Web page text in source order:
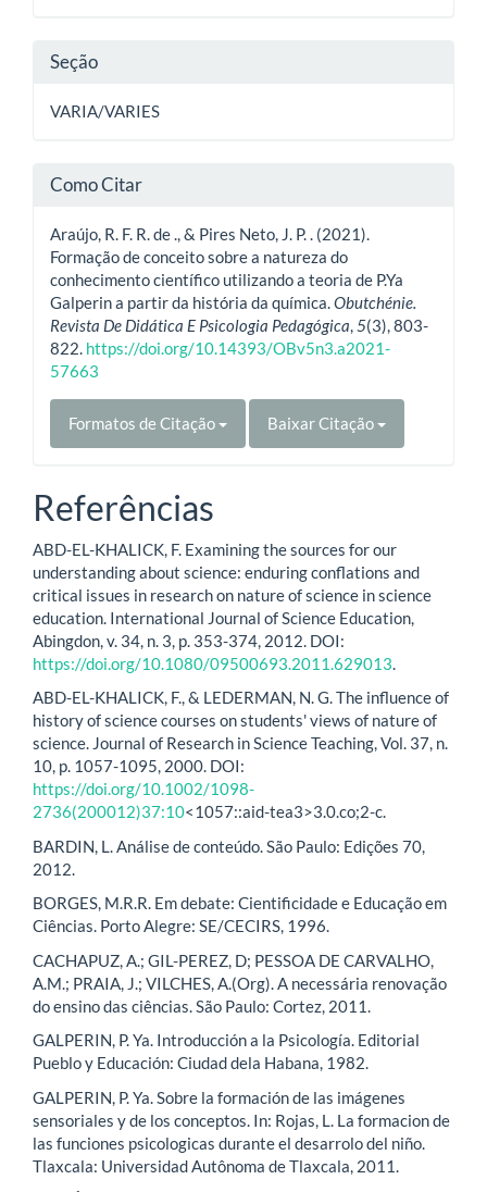
artigo
Seção
VARIA/VARIES
Como Citar
Araújo, R. F. R. de ., & Pires Neto, J. P. . (2021).
Formação de conceito sobre a natureza do
conhecimento científico utilizando a teoria de P.Ya
Galperin a partir da história da química.Obutchénie.
Revista De Didática E Psicologia Pedagógica,5(3), 803-
822. https://doi.org/10.14393/OBv5n3.a2021-
57663
Formatos de Citação Baixar Citação
Referências
ABD-EL-KHALICK, F. Examining the sources for our
understanding about science: enduring conflations and
critical issues in research on nature of science in science
education. International Journal of Science Education,
Abingdon, v. 34, n. 3, p. 353-374, 2012. DOI:
https://doi.org/10.1080/09500693.2011.629013
ABD-EL-KHALICK, F., & LEDERMAN, N. G. The influence of
history of science courses on students' views of nature of
science. Journal of Research in Science Teaching, Vol. 37, n.
10, p. 1057-1095, 2000. DOI:
https://doi.org/10.1002/1098-
2736(200012)37:10<1057::aid-tea3>3.0.co;2-c.
BARDIN, L. Análise de conteúdo. São Paulo: Edições 70,
2012.
BORGES, M.R.R. Em debate: Cientificidade e Educação em
Ciências. Porto Alegre: SE/CECIRS, 1996.
CACHAPUZ, A.; GIL-PEREZ, D; PESSOA DE CARVALHO,
A.M.; PRAIA, J.; VILCHES, A.(Org). A necessária renovação
do ensino das ciências. São Paulo: Cortez, 2011.
GALPERIN, P. Ya. Introducción a la Psicología. Editorial
Pueblo y Educación: Ciudad dela Habana, 1982.
GALPERIN, P. Ya. Sobre la formación de las imágenes
sensoriales y de los conceptos. In: Rojas, L. La formacion de
las funciones psicologicas durante el desarrolo del niño.
Tlaxcala: Universidad Autônoma de Tlaxcala, 2011.